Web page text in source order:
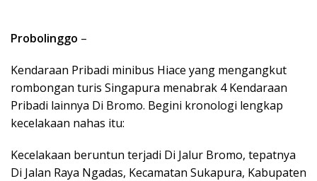
Probolinggo –
Kendaraan Pribadi minibus Hiace yang mengangkut
rombongan turis Singapura menabrak 4 Kendaraan
Pribadi lainnya Di Bromo. Begini kronologi lengkap
kecelakaan nahas itu:
Kecelakaan beruntun terjadi Di Jalur Bromo, tepatnya
Di Jalan Raya Ngadas, Kecamatan Sukapura, Kabupaten